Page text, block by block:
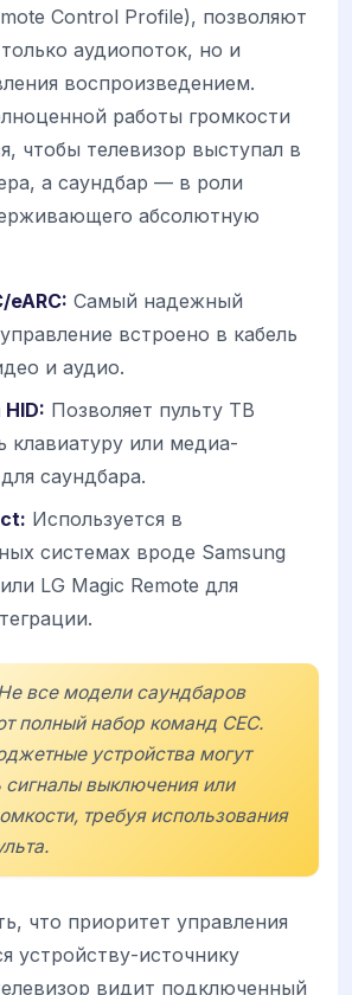
Control Profile), позволяют
аудиопоток, но и
воспроизведением.
работы громкости
чтобы телевизор выступал в
а саундбар — в роли
абсолютную
eARC: Самый надежный
встроено в кабель
и аудио.
Позволяет пульту ТВ
клавиатуру или медиа-
саундбара.
Используется в
системах вроде Samsung
LG Magic Remote для
все модели саундбаров
полный набор команд CEC.
устройства могут
сигналы выключения или
требуя использования
что приоритет управления
устройству-источнику
видит подключенный